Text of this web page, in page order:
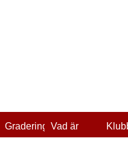
Gradering Vad är